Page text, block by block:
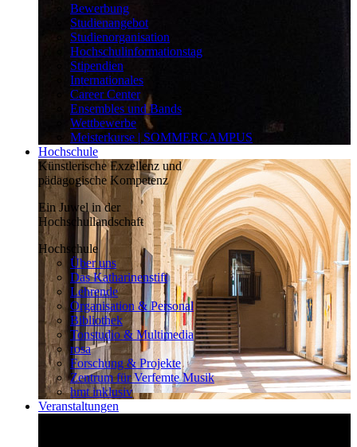
Bewerbung
Studienangebot
Studienorganisation
Hochschulinformationstag
Stipendien
Internationales
Career Center
Ensembles und Bands
Wettbewerbe
Meisterkurse | SOMMERCAMPUS
Hochschule
Künstlerische Exzellenz und
pädagogische Kompetenz
Ein Juwel in der
Hochschullandschaft
Hochschule
Über uns
Das Katharinenstift
Lehrende
Organisation & Personal
Bibliothek
Tonstudio & Multimedia
rosa
Forschung & Projekte
Zentrum für Verfemte Musik
hmt inklusiv
Veranstaltungen